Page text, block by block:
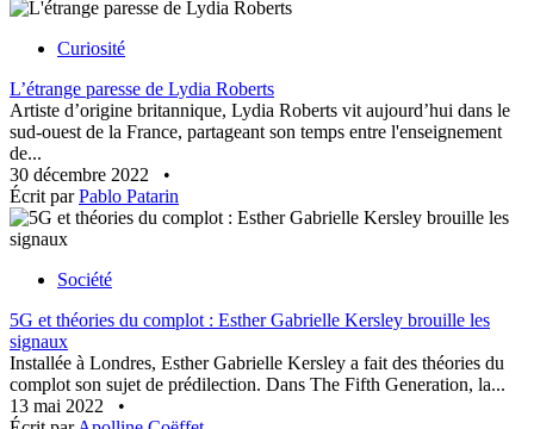
Curiosité
L’étrange paresse de Lydia Roberts
Artiste d’origine britannique, Lydia Roberts vit aujourd’hui dans le
sud-ouest de la France, partageant son temps entre l'enseignement
de...
30 décembre 2022
•
Écrit parPablo Patarin
Société
5G et théories du complot : Esther Gabrielle Kersley brouille les
signaux
Installée à Londres, Esther Gabrielle Kersley a fait des théories du
complot son sujet de prédilection. Dans The Fifth Generation, la...
13 mai 2022
•